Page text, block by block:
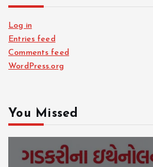
Log in
Entries feed
Comments feed
WordPress.org
You Missed